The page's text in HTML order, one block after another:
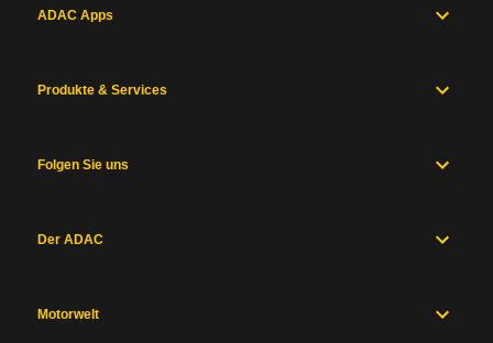
ADAC Apps
Produkte & Services
Folgen Sie uns
Der ADAC
Motorwelt